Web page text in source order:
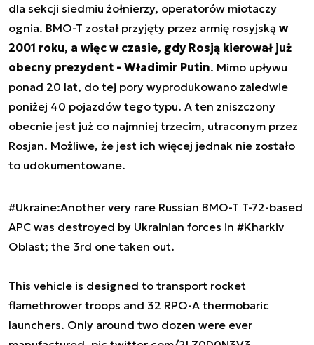
dla sekcji siedmiu żołnierzy, operatorów miotaczy
ognia. BMO-T został przyjęty przez armię rosyjską w
2001 roku, a więc w czasie, gdy Rosją kierował już
obecny prezydent - Władimir Putin. Mimo upływu
ponad 20 lat, do tej pory wyprodukowano zaledwie
poniżej 40 pojazdów tego typu. A ten zniszczony
obecnie jest już co najmniej trzecim, utraconym przez
Rosjan. Możliwe, że jest ich więcej jednak nie zostało
to udokumentowane.
#Ukraine:Another very rare Russian BMO-T T-72-based
APC was destroyed by Ukrainian forces in #Kharkiv
Oblast; the 3rd one taken out.
This vehicle is designed to transport rocket
flamethrower troops and 32 RPO-A thermobaric
launchers. Only around two dozen were ever